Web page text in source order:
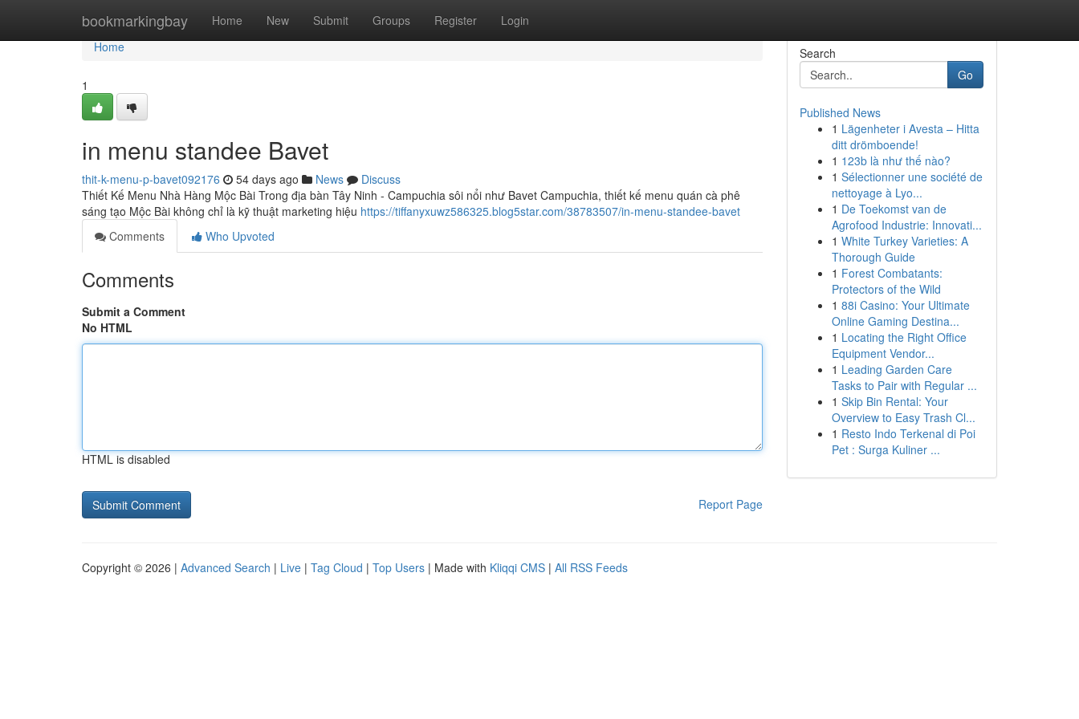
bookmarkingbay Home New Submit Groups Register Login
Home
Home
1
in menu standee Bavet
thit-k-menu-p-bavet092176 54 days ago News
Discuss
Thiết Kế Menu Nhà Hàng Mộc Bài Trong địa bàn Tây Ninh - Campuchia sôi nổi như Bavet Campuchia, thiết kế menu quán cà phê
sáng tạo Mộc Bài không chỉ là kỹ thuật marketing hiệu https://tiffanyxuwz586325.blog5star.com/38783507/in-menu-standee-bavet
Comments
Who Upvoted
Comments
Submit a Comment
No HTML
HTML is disabled
Report Page
Search
Go
Published News
1 Lägenheter i Avesta – Hitta
ditt drömboende!
1 123b là như thế nào?
1 Sélectionner une société de
nettoyage à Lyo...
1 De Toekomst van de
Agrofood Industrie: Innovati...
1 White Turkey Varieties: A
Thorough Guide
1 Forest Combatants:
Protectors of the Wild
1 88i Casino: Your Ultimate
Online Gaming Destina...
1 Locating the Right Office
Equipment Vendor...
1 Leading Garden Care
Tasks to Pair with Regular ...
1 Skip Bin Rental: Your
Overview to Easy Trash Cl...
1 Resto Indo Terkenal di Poi
Pet : Surga Kuliner ...
Copyright © 2026 | Advanced Search | Live | Tag Cloud | Top Users | Made with Kliqqi CMS | All RSS Feeds